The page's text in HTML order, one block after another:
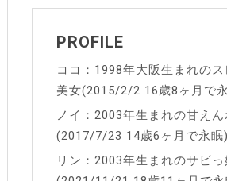
PROFILE
ココ：1998年大阪生まれの
美女(2015/2/2 16歳8ヶ月で
ノイ：2003年生まれの甘えん
(2017/7/23 14歳6ヶ月で永眠)
リン：2003年生まれのサビっ